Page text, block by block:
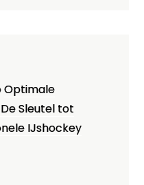
Optimale
Sleutel tot
IJshockey